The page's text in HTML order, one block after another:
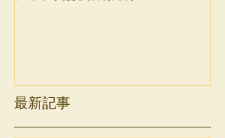
最新記事